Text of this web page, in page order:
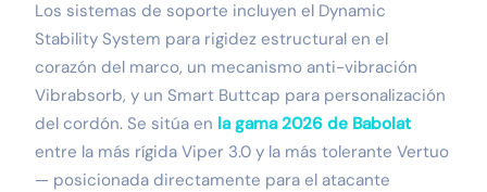
Los sistemas de soporte incluyen el Dynamic
Stability System para rigidez estructural en el
corazón del marco, un mecanismo anti-vibración
Vibrabsorb, y un Smart Buttcap para personalización
del cordón. Se sitúa en la gama 2026 de Babolat
entre la más rígida Viper 3.0 y la más tolerante Vertuo
— posicionada directamente para el atacante